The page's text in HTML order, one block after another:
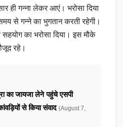
ही गन्ना लेकर आएं। भरोसा दिया
से गन्ने का भुगतान करती रहेगी।
का भरोसा दिया। इस मौके
रहे।
का जायजा लेने पहुंचे एसपी
से किया संवाद (August 7,